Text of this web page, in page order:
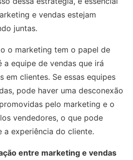
e vendas estejam
juntas.
o marketing tem o papel de
a equipe de vendas que irá
em clientes. Se essas equipes
pode haver uma desconexão
pelo marketing e o
vendedores, o que pode
a experiência do cliente.
entre marketing e vendas